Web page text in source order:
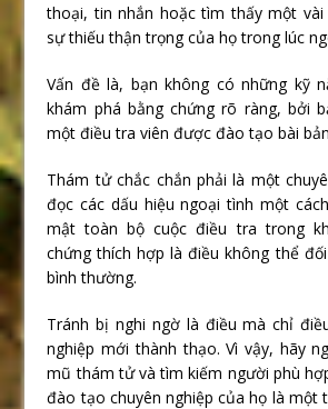
thoại, tin nhắn hoặc tìm thấy một
sự thiếu thận trọng của họ trong lúc
Vấn đề là, bạn không có những kỹ
khám phá bằng chứng rõ ràng, bởi
một điều tra viên được đào tạo bài
Thám tử chắc chắn phải là một
đọc các dấu hiệu ngoại tình một
mật toàn bộ cuộc điều tra trong
chứng thích hợp là điều không thể
bình thường.
Tránh bị nghi ngờ là điều mà chỉ
nghiệp mới thành thạo. Vì vậy, hãy
mũ thám tử và tìm kiếm người phù
đào tạo chuyên nghiệp của họ là một